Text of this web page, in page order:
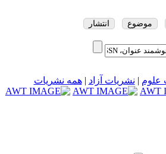
موضوع
انتشار
علوم | نشریات آزاد |همه نشریات